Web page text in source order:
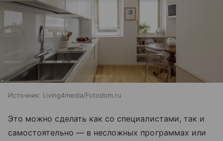
Источник: Living4media/Fotodom.ru
Это можно сделать как со специалистами, так и
самостоятельно — в несложных программах или